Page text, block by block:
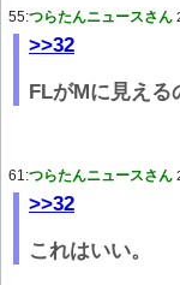
55:つらたんニュースさん
>>32
FLがMに見える
61:つらたんニュースさん
>>32
これはいい。